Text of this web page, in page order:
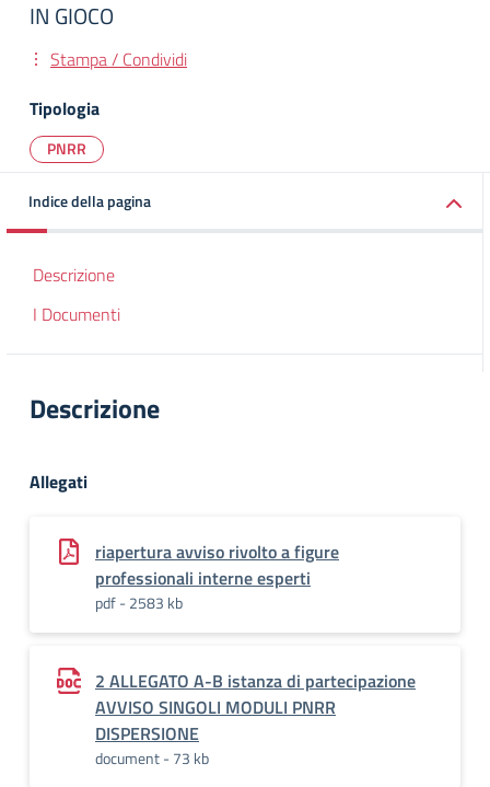
IN GIOCO
Stampa / Condividi
Tipologia
PNRR
Indice della pagina
Descrizione
I Documenti
Descrizione
Allegati
riapertura avviso rivolto a figure
professionali interne esperti
pdf - 2583 kb
2 ALLEGATO A-B istanza di partecipazione
AVVISO SINGOLI MODULI PNRR
DISPERSIONE
document - 73 kb